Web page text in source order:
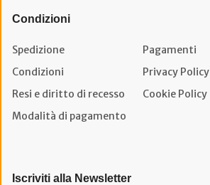
Condizioni
Spedizione
Pagamenti
Condizioni
Privacy Policy
Resi e diritto di recesso
Cookie Policy
Modalità di pagamento
Iscriviti alla Newsletter